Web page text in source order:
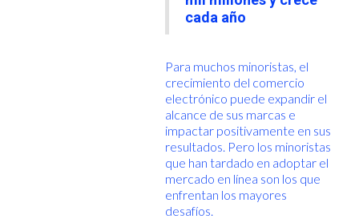
cada año
Para muchos minoristas, el
crecimiento del comercio
electrónico puede expandir el
alcance de sus marcas e
impactar positivamente en sus
resultados. Pero los minoristas
que han tardado en adoptar el
mercado en línea son los que
enfrentan los mayores
desafíos.